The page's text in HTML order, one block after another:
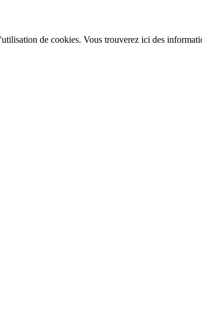
de cookies. Vous trouverez ici des